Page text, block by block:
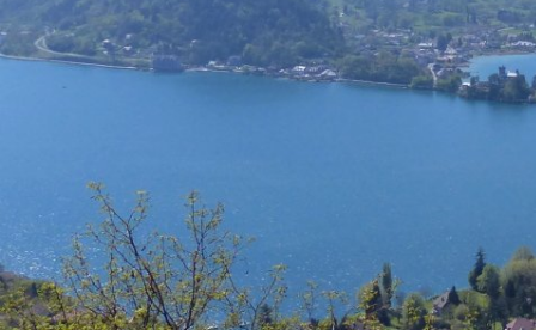
Actes
Réglementaires
Services municipaux
Intercommunalité
Emplois / Marchés
Finances